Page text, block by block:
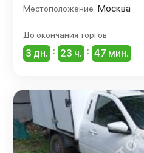
Местоположение Москва
До окончания торгов
3 дн. : 23 ч. : 47 мин.